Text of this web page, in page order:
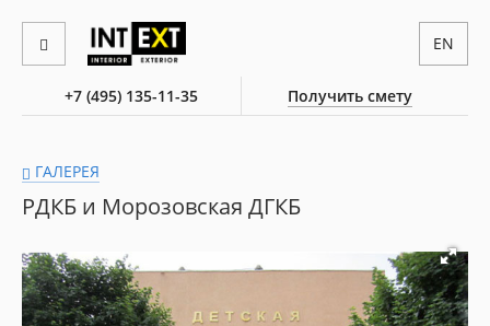
+7 (495) 135-11-35 Получить смету
EN
ГАЛЕРЕЯ
РДКБ и Морозовская ДГКБ